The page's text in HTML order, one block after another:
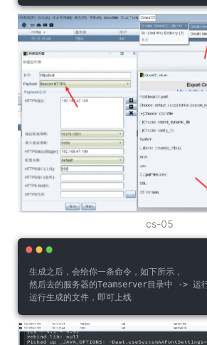
cs-05
生成之后，会给你一条命令，如下所示，
然后去的服务器的Teamserver目录中 ->
运行生成的文件，即可上线